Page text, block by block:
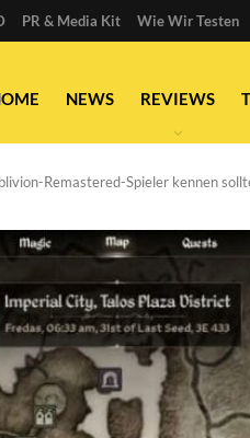
PR & Media Kit Wie Wir Testen
NEWS REVIEWS
Remastered-Spieler kennen